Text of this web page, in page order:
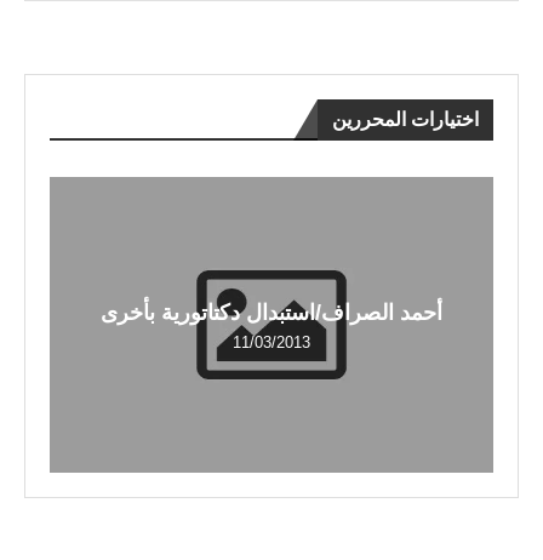
اختيارات المحررين
أحمد الصراف/استبدال دكتاتورية بأخرى
11/03/2013